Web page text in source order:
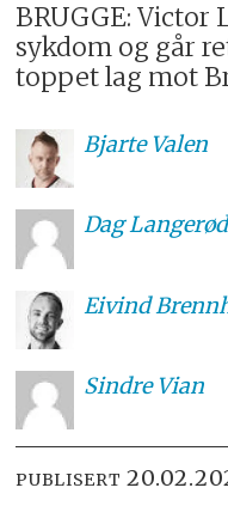
BRUGGE:
sykdom og går
toppet lag mot
Bjarte Valen
DagLangerød
Eivind
Sindre Vian
PUBLISERT